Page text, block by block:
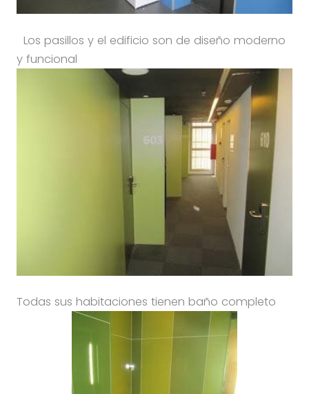
Los pasillos y el edificio son de diseño moderno
y funcional
Todas sus habitaciones tienen baño completo